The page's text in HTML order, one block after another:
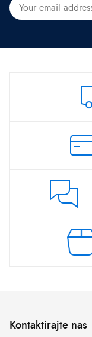
Kontaktirajte nas